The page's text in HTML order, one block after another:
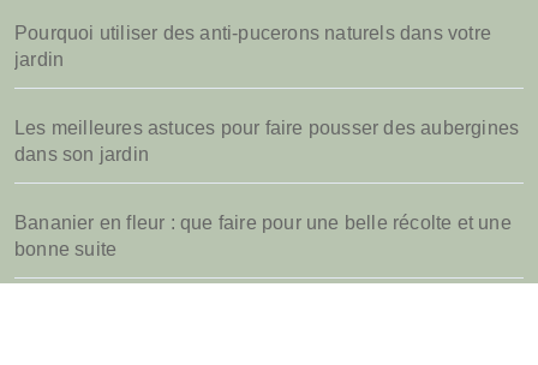
Pourquoi utiliser des anti-pucerons naturels dans votre
jardin
Les meilleures astuces pour faire pousser des aubergines
dans son jardin
Bananier en fleur : que faire pour une belle récolte et une
bonne suite